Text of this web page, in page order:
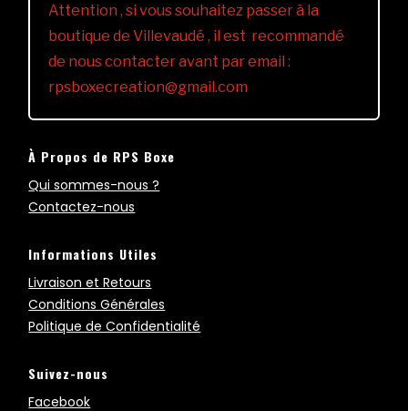
Attention , si vous souhaitez passer à la
boutique de Villevaudé , il est recommandé
de nous contacter avant par email :
rpsboxecreation@gmail.com
À Propos de RPS Boxe
Qui sommes-nous ?
Contactez-nous
Informations Utiles
Livraison et Retours
Conditions Générales
Politique de Confidentialité
Suivez-nous
Facebook